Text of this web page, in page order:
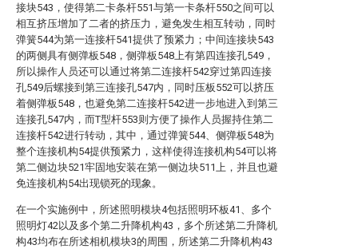
接块543，使得第二卡条杆551与第一卡条杆550之间可以
相互挤压增加了二者的挤压力，避免发生相互转动，同时
弹簧544为第一连接杆541提供了预紧力；中间连接块543
的两侧具有侧弹板548，侧弹板548上有第四连接孔549，
所以操作人员还可以通过将第二连接杆542穿过第四连接
孔549后螺接到第三连接孔547内，同时压板552可以挤压
着侧弹板548，也避免第二连接杆542进一步地进入到第三
连接孔547内，而T型杆553则方便了操作人员握持住第二
连接杆542进行转动，其中，通过弹簧544、侧弹板548为
整个连接机构54提供预紧力，这样使得连接机构54可以将
第二侧边块521牢固地安装在第一侧边块511上，并且也避
免连接机构54出现锁死的现象。
在一个实施例中，所述照明模块4包括照明环板41、多个
照明灯42以及多个第二升降机构43，多个所述第二升降机
构43均布在所述相机模块3的周围，所述第二升降机构43